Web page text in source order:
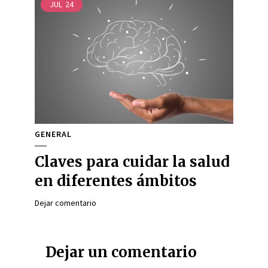
JUL 24
GENERAL
Claves para cuidar la salud
en diferentes ámbitos
Dejar comentario
Dejar un comentario